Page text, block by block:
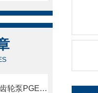
德国贺德克HYDAC外啮合齿轮泵PGE100系列科普